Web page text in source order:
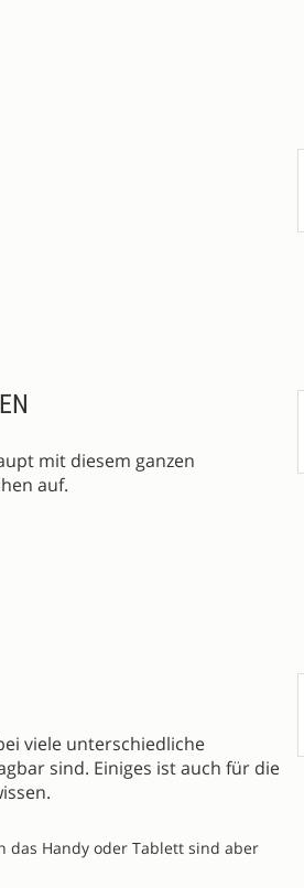
mit diesem ganzen
auf.
viele unterschiedliche
sind. Einiges ist auch für die
das Handy oder Tablett sind aber